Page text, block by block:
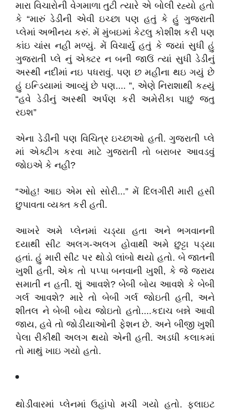
મારા વિચારોની વેગમાળા તુટી ત્યારે એ બોલી રહ્યો હતો
કે “મારું ડેડીની એવી ઇચ્છા પણ હતું કે હું ગુજરાતી
પ્લેમાં અભીનય કરું. મેં મુંબઇમાં કેટલુ કોશીશ કરી પણ
કાંઇ ચાંસ નહી મળ્યું. મેં વિચાર્યુ હતું કે જ્યાં સુધી હું
ગુજરાતી પ્લે નું એક્ટર ન બની જાઉં ત્યાં સુધી ડેડીનું
અસ્થી નદીમાં નઇ પધરાવું. પણ છ મહીના થઇ ગયું છે
હું ઇન્ડિયામાં આવ્યું છે પણ.... ”, એણે નિરાશાથી કહ્યું
“હવે ડેડીનું અસ્થી અર્પણ કરી અમેરીકા પાછું જતુ
રઇશ”
એના ડેડીની પણ વિચિત્ર ઇચ્છાઓ હતી. ગુજરાતી પ્લે
માં એક્ટીગ કરવા માટે ગુજરાતી તો બરાબર આવડવું
જોઇએ કે નહી?
“ઓહ! આઇ એમ સો સોરી...” મેં દિલગીરી મારી હસી
છુપાવતા વ્યક્ત કરી હતી.
આખરે અમે પ્લેનમાં ચડ્યા હતા અને ભગવાનની
દયાથી સીટ અલગ-અલગ હોવાથી અમે છુટ્ટા પડ્યા
હતાં. હું મારી સીટ પર થોડો લાંબો થયો હતો. બે જાતની
ખુશી હતી, એક તો પપ્પા બનવાની ખુશી, કે જે જરાય
સમાતી ન હતી. શું આવશે? બેબી બોય આવશે કે બેબી
ગર્લ આવશે? મારે તો બેબી ગર્લ જોઇતી હતી, અને
શીતલ ને બેબી બોય જોઇતો હતો....કદાચ બન્ને આવી
જાય, હવે તો જોડીયાઓની ફેશન છે. અને બીજી ખુશી
પેલા રીકીથી અલગ થયો એની હતી. અડધી કલાકમાં
તો માથું ખાઇ ગયો હતો.
થોડીવારમાં પ્લેનમાં ઉહાંપો મચી ગયો હતો. ફ્લાઇટ